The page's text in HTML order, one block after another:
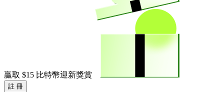
贏取 $15 比特幣迎新獎賞
註 冊